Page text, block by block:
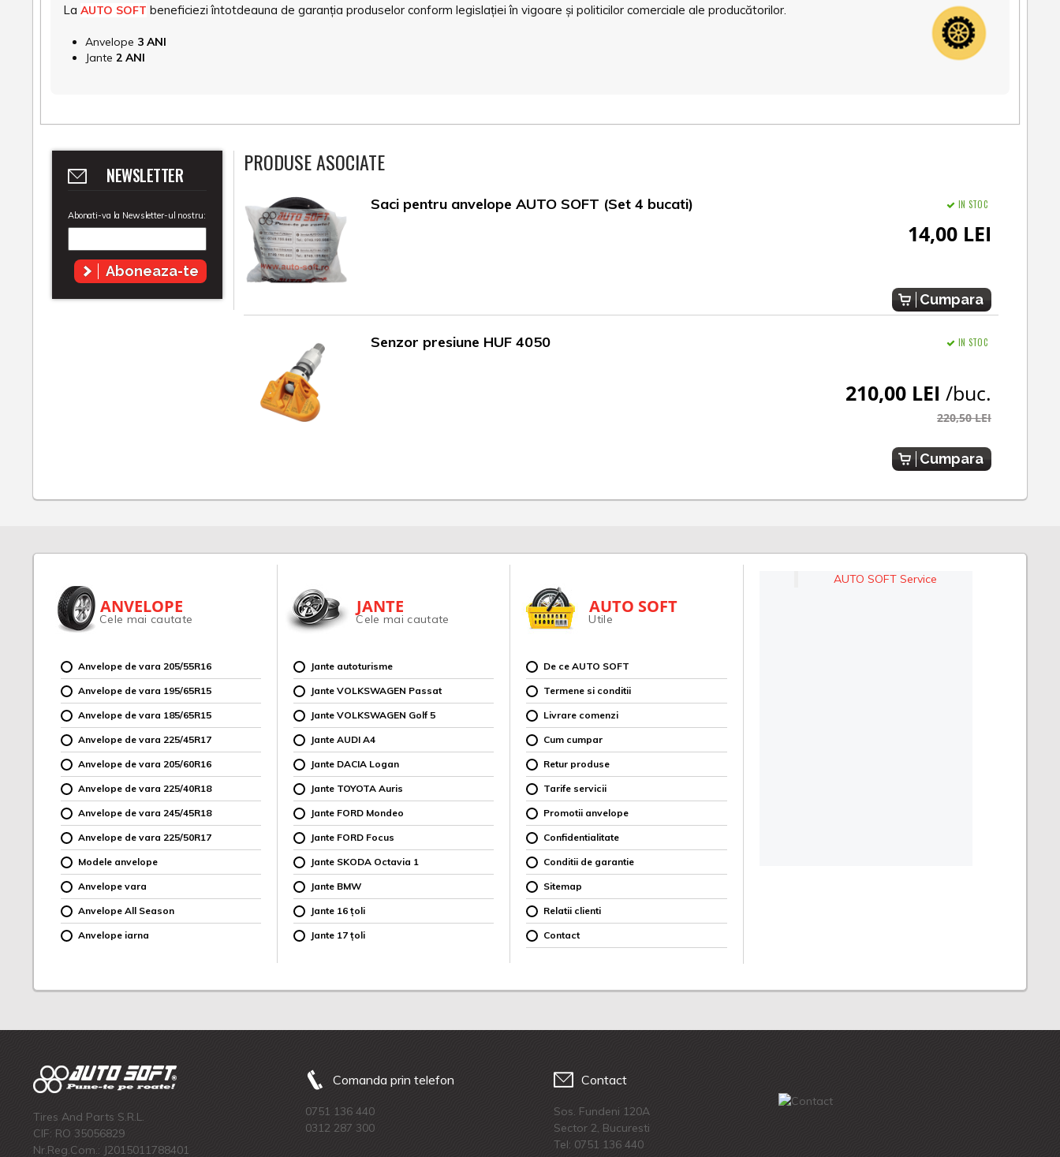
La AUTO SOFT beneficiezi întotdeauna de garanția produselor conform legislației în vigoare și politicilor comerciale ale producătorilor.
Anvelope 3 ANI
Jante 2 ANI
NEWSLETTER
Abonati-va la Newsletter-ul nostru:
Aboneaza-te
PRODUSE ASOCIATE
Saci pentru anvelope AUTO SOFT (Set 4 bucati) IN STOC
14,00 LEI
Cumpara
Senzor presiune HUF 4050 IN STOC
210,00 LEI /buc.
220,50 LEI
Cumpara
ANVELOPE
Cele mai cautate
Anvelope de vara 205/55R16
Anvelope de vara 195/65R15
Anvelope de vara 185/65R15
Anvelope de vara 225/45R17
Anvelope de vara 205/60R16
Anvelope de vara 225/40R18
Anvelope de vara 245/45R18
Anvelope de vara 225/50R17
Modele anvelope
Anvelope vara
Anvelope All Season
Anvelope iarna
JANTE
Cele mai cautate
Jante autoturisme
Jante VOLKSWAGEN Passat
Jante VOLKSWAGEN Golf 5
Jante AUDI A4
Jante DACIA Logan
Jante TOYOTA Auris
Jante FORD Mondeo
Jante FORD Focus
Jante SKODA Octavia 1
Jante BMW
Jante 16 țoli
Jante 17 țoli
AUTO SOFT
Utile
De ce AUTO SOFT
Termene si conditii
Livrare comenzi
Cum cumpar
Retur produse
Tarife servicii
Promotii anvelope
Confidentialitate
Conditii de garantie
Sitemap
Relatii clienti
Contact
AUTO SOFT Service
Tires And Parts S.R.L.
CIF: RO 35056829
Nr.Reg.Com.: J2015011788401
Comanda prin telefon
0751 136 440
0312 287 300
Contact
Sos. Fundeni 120A
Sector 2, Bucuresti
Tel: 0751 136 440